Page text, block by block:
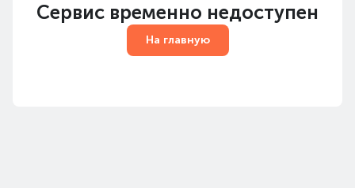
Сервис временно недоступен
На главную